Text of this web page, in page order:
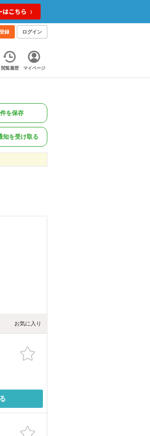
録 ログイン
閲覧履歴 マイページ
を保存
知を受け取る
お気に入り